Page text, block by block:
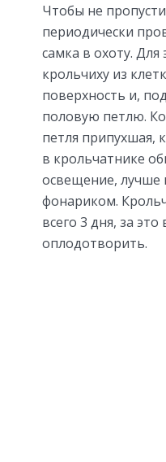
Чтобы не
периодически
самка в охоту.
крольчиху из
поверхность и,
половую петлю.
петля припухшая,
в крольчатнике
освещение, лучше
фонариком.
всего 3 дня, за
оплодотворить.